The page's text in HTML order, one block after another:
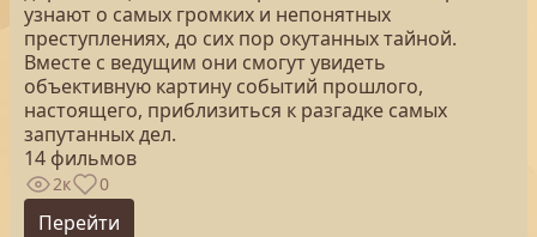
узнают о самых громких и непонятных
преступлениях, до сих пор окутанных тайной.
Вместе с ведущим они смогут увидеть
объективную картину событий прошлого,
настоящего, приблизиться к разгадке самых
запутанных дел.
14 фильмов
2к 0
Перейти